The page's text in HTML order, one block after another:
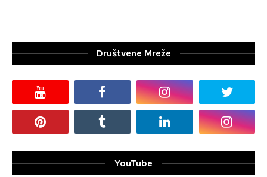
Društvene Mreže
YouTube